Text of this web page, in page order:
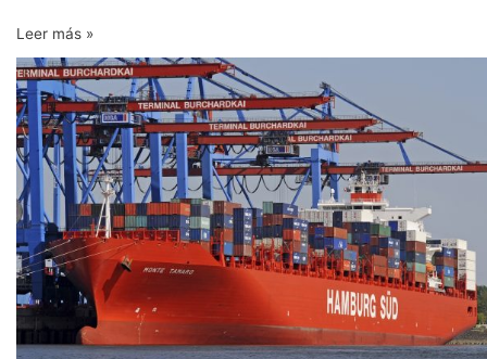
Leer más »
Las
exportaciones
de
hortalizas
cerraron
el
primer
semestre
con
una
baja
de
2,9%